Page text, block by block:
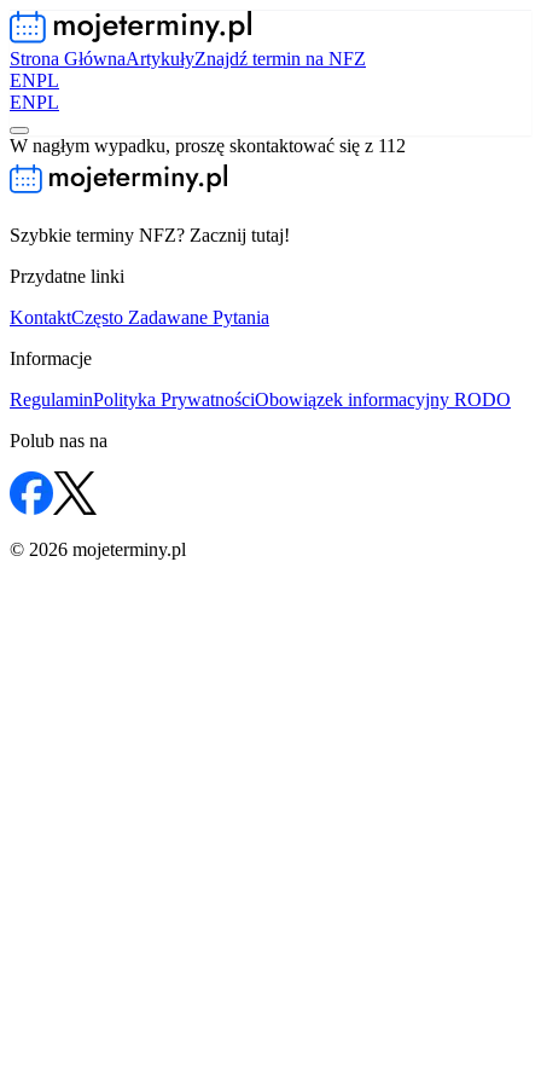
Strona GłównaArtykułyZnajdź termin na NFZ
ENPL
ENPL
W nagłym wypadku, proszę skontaktować się z 112
Szybkie terminy NFZ? Zacznij tutaj!
Przydatne linki
KontaktCzęsto Zadawane Pytania
Informacje
RegulaminPolityka PrywatnościObowiązek informacyjny RODO
Polub nas na
© 2026 mojeterminy.pl